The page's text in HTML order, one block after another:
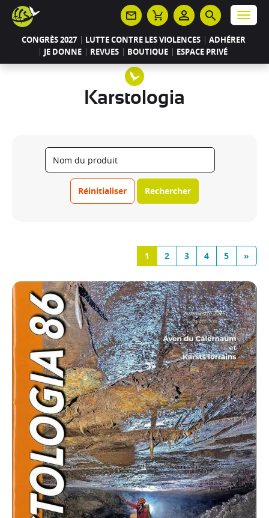
CONGRÈS 2027 LUTTE CONTRE LES VIOLENCES
ADHÉRER
JE DONNE
REVUES BOUTIQUE ESPACE PRIVÉ
Menu
Karstologia
Réinitialiser Rechercher
1 2 3 4 5 »
Panneau de gestion des cookies